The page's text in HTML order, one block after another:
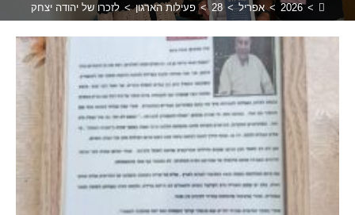
>
2026
> אפריל >
28
> פעילות הארגון > לזכרו של יהודה יצחק